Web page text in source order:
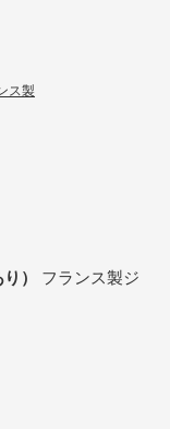
ス製
）
フランス製ジ